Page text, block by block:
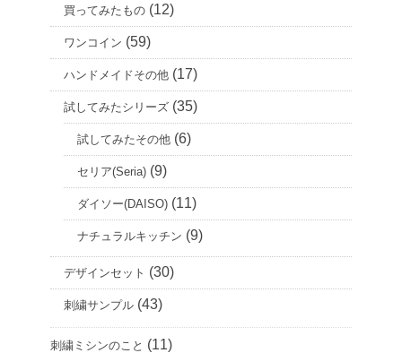
買ってみたもの (12)
ワンコイン (59)
ハンドメイドその他 (17)
試してみたシリーズ (35)
試してみたその他 (6)
セリア(Seria) (9)
ダイソー(DAISO) (11)
ナチュラルキッチン (9)
デザインセット (30)
刺繍サンプル (43)
刺繍ミシンのこと (11)